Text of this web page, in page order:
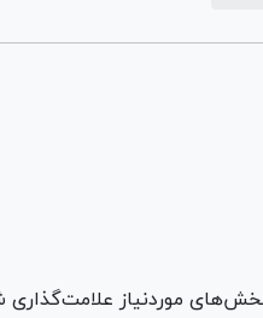
موردنیاز علامت‌گذاری